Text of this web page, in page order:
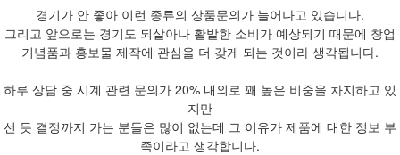
경기가 안 좋아 이런 종류의 상품문의가 늘어나고 있습니다.
그리고 앞으로는 경기도 되살아나 활발한 소비가 예상되기 때문에 창업
기념품과 홍보물 제작에 관심을 더 갖게 되는 것이라 생각됩니다.
하루 상담 중 시계 관련 문의가 20% 내외로 꽤 높은 비중을 차지하고 있
지만
선 듯 결정까지 가는 분들은 많이 없는데 그 이유가 제품에 대한 정보 부
족이라고 생각합니다.